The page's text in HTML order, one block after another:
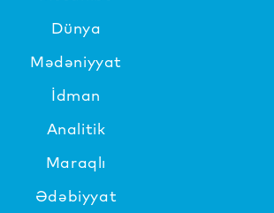
Dünya
Mədəniyyat
İdman
Analitik
Maraqlı
Ədəbiyyat